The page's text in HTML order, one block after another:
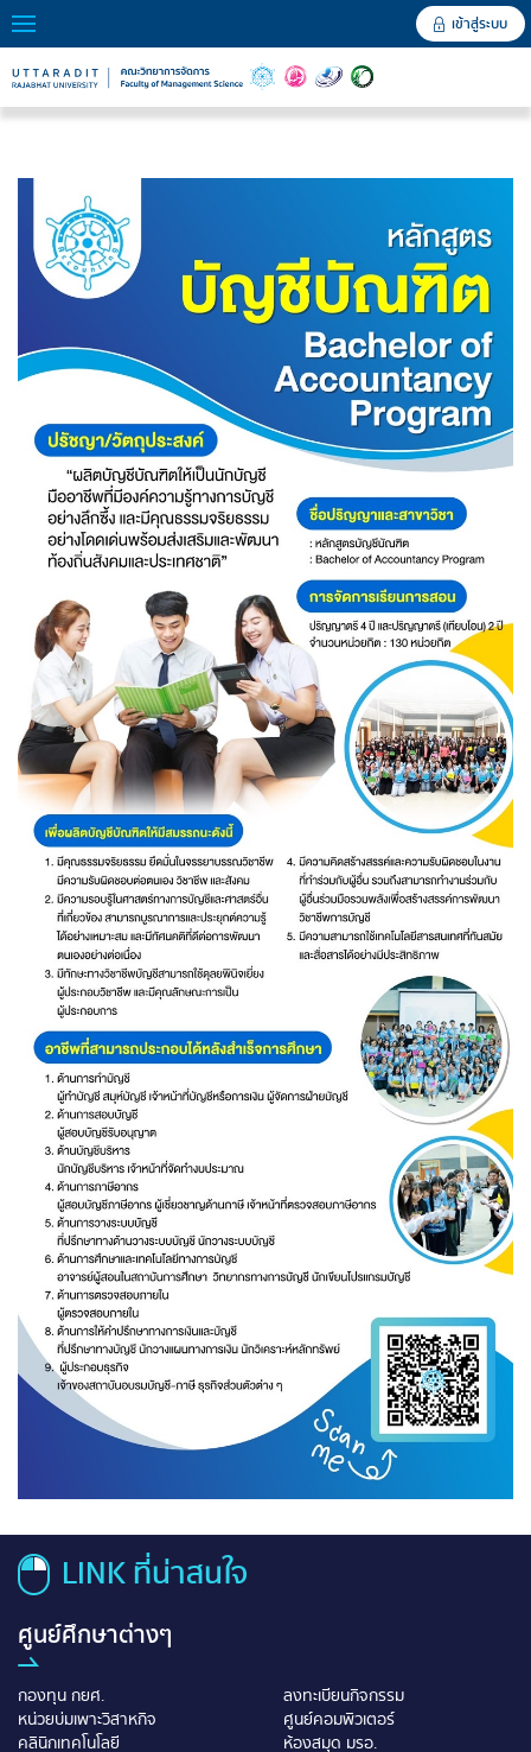
เข้าสู่ระบบ
LINK ที่น่าสนใจ
ศูนย์ศึกษาต่างๆ
กองทุน กยศ.
หน่วยบ่มเพาะวิสาหกิจ
คลินิกเทคโนโลยี
ลงทะเบียนกิจกรรม
ศูนย์คอมพิวเตอร์
ห้องสมุด มรอ.